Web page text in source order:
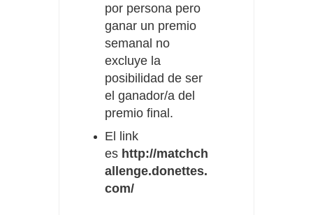
por persona pero
ganar un premio
semanal no
excluye la
posibilidad de ser
el ganador/a del
premio final.
El link
es http://matchch
allenge.donettes.
com/